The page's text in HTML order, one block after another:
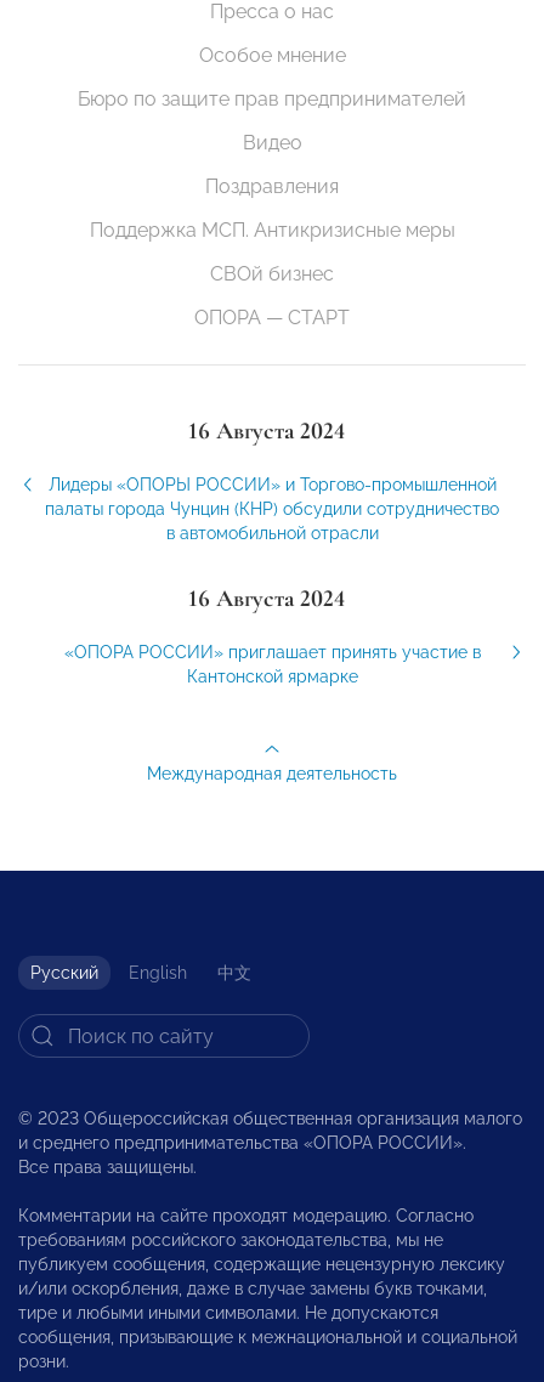
Пресса о нас
Особое мнение
Бюро по защите прав предпринимателей
Видео
Поздравления
Поддержка МСП. Антикризисные меры
СВОй бизнес
ОПОРА — СТАРТ
16 Августа 2024
Лидеры «ОПОРЫ РОССИИ» и Торгово-промышленной
палаты города Чунцин (КНР) обсудили сотрудничество
в автомобильной отрасли
16 Августа 2024
«ОПОРА РОССИИ» приглашает принять участие в
Кантонской ярмарке
Международная деятельность
Русский English 中文
© 2023 Общероссийская общественная организация малого
и среднего предпринимательства «ОПОРА РОССИИ».
Все права защищены.
Комментарии на сайте проходят модерацию. Согласно
требованиям российского законодательства, мы не
публикуем сообщения, содержащие нецензурную лексику
и/или оскорбления, даже в случае замены букв точками,
тире и любыми иными символами. Не допускаются
сообщения, призывающие к межнациональной и социальной
розни.